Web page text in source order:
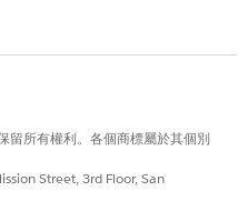
所有權利。各個商標屬於其個別
Street, 3rd Floor, San